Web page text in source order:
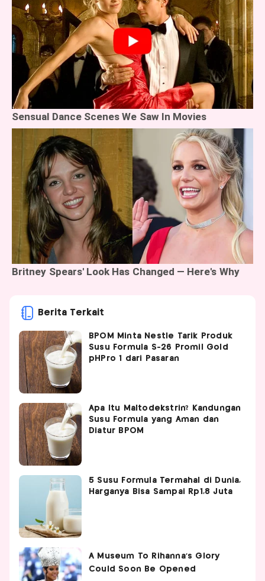
Berita Terkait
BPOM Minta Nestlé Tarik Produk
Susu Formula S-26 Promil Gold
pHPro 1 dari Pasaran
Apa Itu Maltodekstrin? Kandungan
Susu Formula yang Aman dan
Diatur BPOM
5 Susu Formula Termahal di Dunia,
Harganya Bisa Sampai Rp1,8 Juta